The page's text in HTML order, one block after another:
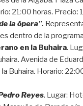
21:00 horas. Precio:
la ópera”.
dentro de la
en la Buhaira.
Avenida de
Buhaira. Horario:
Reyes. Lugar: